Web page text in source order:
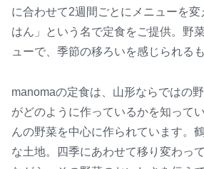
に合わせて2週間ごとにメニューを
はん」という名で定食をご提供。野
ューで、季節の移ろいを感じられる
manomaの定食は、山形ならではの
がどのように作っているかを知って
んの野菜を中心に作られています。
な土地。四季にあわせて移り変わっ